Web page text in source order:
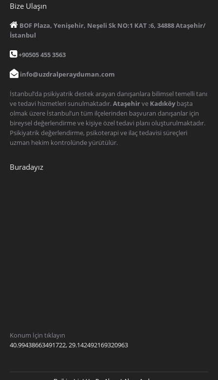
Bize Ulaşın
BOF Plaza, Yenişehir, Neşeli Sk NO:1 KAT :6, 34888 Ataşehir/
İstanbul
+90505 455 3563
info@uzdralperayduman.com
İstanbul’da psikiyatrik destek arayan danışanlara bilimsel temelli tanı
ve tedavi hizmetleri sunulmaktadır.Ataşehirve Kadıköy başta
olmak üzere İstanbul’un tüm ilçelerinden başvuran danışanlar için
bireysel değerlendirme ve kişiye özel tedavi planı oluşturulmaktadır.
Psikiyatrik değerlendirme, psikoterapi ve ilaç tedavisi süreçleri
uzman hekim kontrolünde yürütülür.
Buradayız
Konum İçin tıklayın
40.99438663491722, 29.142492169320963